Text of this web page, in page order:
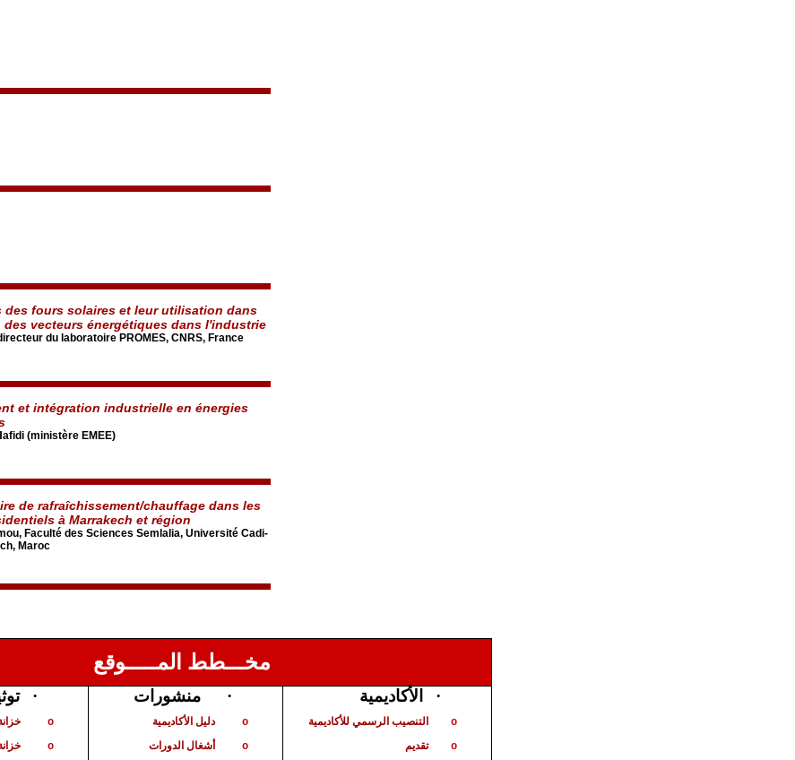
des fours solaires et leur utilisation dans
vecteurs énergétiques dans l'industrie
du laboratoire PROMES, CNRS, France
et intégration industrielle en énergies
(ministère EMEE)
de rafraîchissement/chauffage dans les
à Marrakech et région
Faculté des Sciences Semlalia, Université Cadi-
Maroc
مخـــطط المـــــوقع
·
o
o
· منشورات
o دليل الأكاديمية
o أشغال الدورات
· الأكاديمية
o التنصيب الرسمي للأكاديمية
o تقديم